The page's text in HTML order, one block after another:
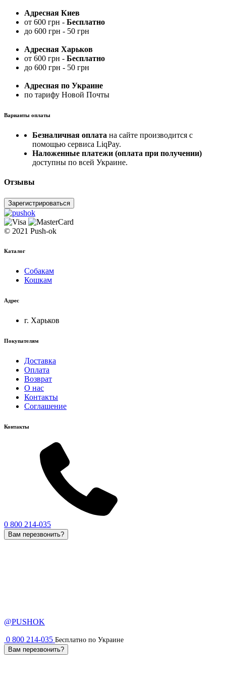
Адресная Киев
от 600 грн - Бесплатно
до 600 грн - 50 грн
Адресная Харьков
от 600 грн - Бесплатно
до 600 грн - 50 грн
Адресная по Украине
по тарифу Новой Почты
Варианты оплаты
Безналичная оплата на сайте производится с
помощью сервиса LiqPay.
Наложенные платежи (оплата при получении)
доступны по всей Украине.
Отзывы
Зарегистрироваться
© 2021 Push-ok
Каталог
Собакам
Кошкам
Адрес
г. Харьков
Покупателям
Доставка
Оплата
Возврат
О нас
Контакты
Соглашение
Контакты
0 800 214-035
Вам перезвонить?
@PUSHOK
0 800 214-035 Бесплатно по Украине
Вам перезвонить?